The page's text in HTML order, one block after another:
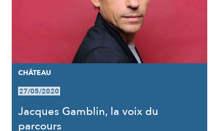
CHÂTEAU
27/05/2020
Jacques Gamblin, la voix du
parcours